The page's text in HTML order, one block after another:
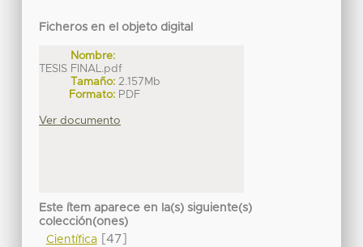
Ficheros en el objeto digital
Nombre:
TESIS FINAL.pdf
Tamaño: 2.157Mb
Formato: PDF
Ver documento
Este ítem aparece en la(s) siguiente(s)
colección(ones)
Científica[47]